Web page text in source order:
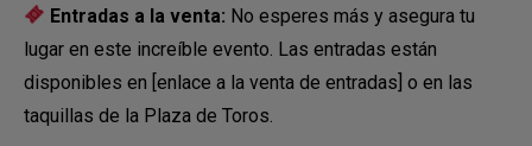
Entradas a la venta: No esperes más y asegura tu
lugar en este increíble evento. Las entradas están
disponibles en [enlace a la venta de entradas] o en las
taquillas de la Plaza de Toros.